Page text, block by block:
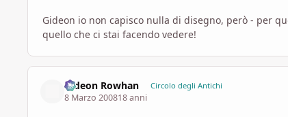
Gideon io non capisco nulla di disegno, però - per
quello che ci stai facendo vedere!
Gideon Rowhan Circolo degli Antichi
8 Marzo 200818 anni